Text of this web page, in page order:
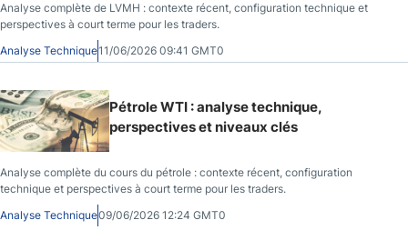
Analyse complète de LVMH : contexte récent, configuration technique et
perspectives à court terme pour les traders.
Analyse Technique11/06/2026 09:41 GMT0
Pétrole WTI : analyse technique,
perspectives et niveaux clés
Analyse complète du cours du pétrole : contexte récent, configuration
technique et perspectives à court terme pour les traders.
Analyse Technique09/06/2026 12:24 GMT0